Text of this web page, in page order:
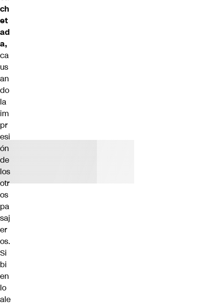
ch
et
ad
a,
ca
us
an
do
la
im
pr
esi
ón
de
los
otr
os
pa
saj
er
os.
Si
bi
en
lo
ale